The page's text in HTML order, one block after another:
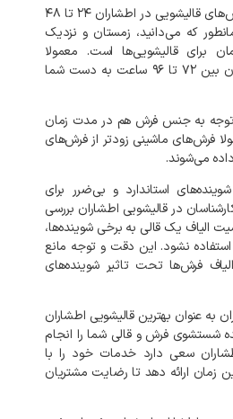
در فصل پاییز تحویل فرش‌های قالیشویی در اطشاران ۲۴ تا ۴۸
که می‌دانید، زمستان و نزدیک
برای قالیشویی‌ها است. معمولا
فرش‌های شما در این زمان بین ۷۲ تا ۹۶ ساعت به دست شما
به جنس فرش هم در مدت زمان
فرش‌های ماشینی زودتر از فرش‌های
می‌شوند.
استاندارد و بی‌ضرر برای
در قالیشویی اطشاران بررسی
الیاف یک قالی به برخی شوینده‌ها،
نشود. این دقت و توجه مانع
فرش‌ها تحت تاثیر شوینده‌های
به عنوان بهترین قالیشویی اطشاران
شستشوی فرش و قالی شما را انجام
سعی دارد خدمات خود را با
زمان ارائه دهد تا رضایت مشتریان